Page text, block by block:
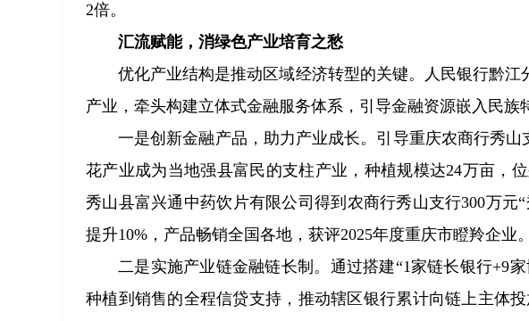
2倍。
汇流赋能，消绿色产业培育之愁
优化产业结构是推动区域经济转型的关键。人民银行黔
产业，牵头构建立体式金融服务体系，引导金融资源嵌入民族
一是创新金融产品，助力产业成长。引导重庆农商行秀
花产业成为当地强县富民的支柱产业，种植规模达24万亩，
秀山县富兴通中药饮片有限公司得到农商行秀山支行300万元
提升10%，产品畅销全国各地，获评2025年度重庆市瞪羚企业。
二是实施产业链金融链长制。通过搭建“1家链长银行+9
种植到销售的全程信贷支持，推动辖区银行累计向链上主体